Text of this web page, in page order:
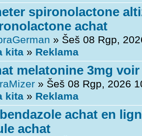
spironolactone
achat
» Šeš 08 Rgp,
kita » Reklama
melatonine 3mg
» Šeš 08 Rgp, 2026
kita » Reklama
achat en
achat